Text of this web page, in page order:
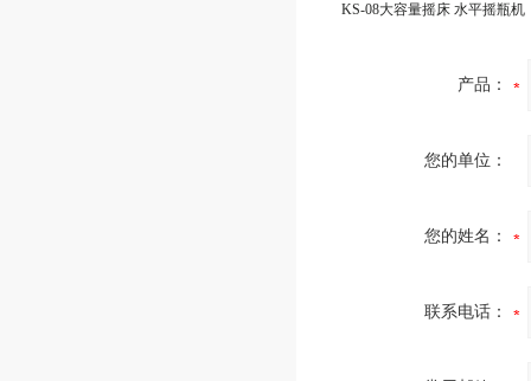
KS-08大容量摇床 水平摇瓶机
产品：
您的单位：
您的姓名：
联系电话：